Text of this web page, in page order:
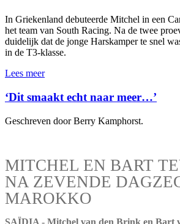
In Griekenland debuteerde Mitchel in een
het team van South Racing. Na de twee
duidelijk dat de jonge Harskamper te snel
in de T3-klasse.
Lees meer
‘Dit smaakt echt naar meer…’
Geschreven door Berry Kamphorst.
MITCHEL EN BART
NA ZEVENDE
MAROKKO
SAÏDIA - Mitchel van den Brink en Bart